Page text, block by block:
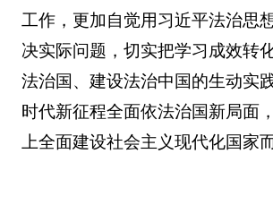
工作，更加自觉用习近平法治思
决实际问题，切实把学习成效转
法治国、建设法治中国的生动实
时代新征程全面依法治国新局面
上全面建设社会主义现代化国家